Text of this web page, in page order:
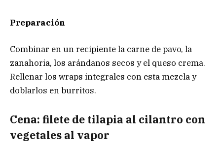
Preparación
Combinar en un recipiente la carne de pavo, la
zanahoria, los arándanos secos y el queso crema.
Rellenar los wraps integrales con esta mezcla y
doblarlos en burritos.
Cena: filete de tilapia al cilantro con
vegetales al vapor